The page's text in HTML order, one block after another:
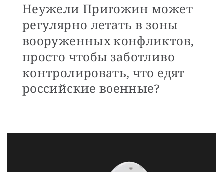
Неужели Пригожин может
регулярно летать в зоны
вооруженных конфликтов,
просто чтобы заботливо
контролировать, что едят
российские военные?